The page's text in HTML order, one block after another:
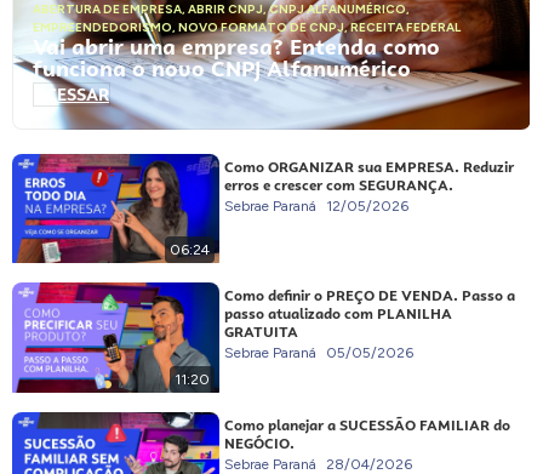
ABERTURA DE EMPRESA, ABRIR CNPJ,CNPJ ALFANUMÉRICO,
EMPREENDEDORISMO, NOVO FORMATO DE CNPJ,RECEITA FEDERAL
Vai abrir uma empresa? Entenda como
funciona o novo CNPJ Alfanumérico
ACESSAR
06:24
Como ORGANIZAR sua EMPRESA. Reduzir
erros e crescer com SEGURANÇA.
Sebrae Paraná 12/05/2026
11:20
Como definir o PREÇO DE VENDA. Passo a
passo atualizado com PLANILHA
GRATUITA
Sebrae Paraná 05/05/2026
Como planejar a SUCESSÃO FAMILIAR do
NEGÓCIO.
Sebrae Paraná 28/04/2026